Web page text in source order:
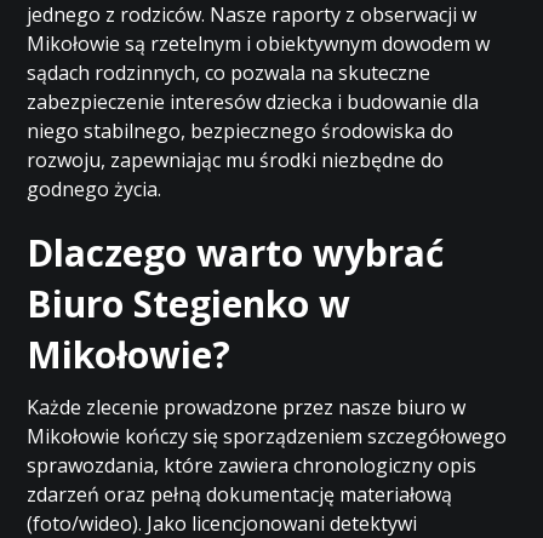
jednego z rodziców. Nasze raporty z obserwacji w
Mikołowie są rzetelnym i obiektywnym dowodem w
sądach rodzinnych, co pozwala na skuteczne
zabezpieczenie interesów dziecka i budowanie dla
niego stabilnego, bezpiecznego środowiska do
rozwoju, zapewniając mu środki niezbędne do
godnego życia.
Dlaczego warto wybrać
Biuro Stegienko w
Mikołowie?
Każde zlecenie prowadzone przez nasze biuro w
Mikołowie kończy się sporządzeniem szczegółowego
sprawozdania, które zawiera chronologiczny opis
zdarzeń oraz pełną dokumentację materiałową
(foto/wideo). Jako licencjonowani detektywi